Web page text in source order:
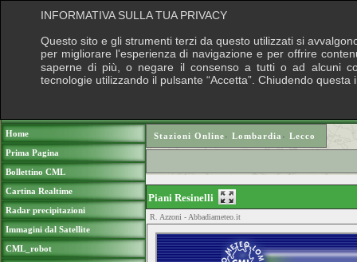
Home
Prima Pagina
Bollettino CML
Cartina Realtime
Radar precipitazioni
Immagini dal Satellite
CML_robot
Stazioni Online› Lombardia › Lecco
Piani Resinelli
R. Azzoni - Abbadiameteo.it
INFORMATIVA SULLA TUA PRIVACY
Questo sito e gli strumenti terzi da questo utilizzati si
per migliorare l'esperienza di navigazione e per offrire
saperne di più, o negare il consenso a tutti o ad alcuni
tecnologie utilizzando il pulsante “Accetta”. Chiudendo